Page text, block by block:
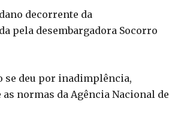
decorrente da
pela desembargadora Socorro
se deu por inadimplência,
normas da Agência Nacional de